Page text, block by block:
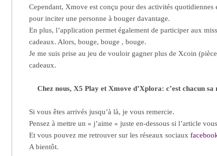
Cependant, Xmove est conçu pour des activités quotidiennes
pour inciter une personne à bouger davantage.
En plus, l’application permet également de participer aux
cadeaux. Alors, bouge, bouge , bouge.
Je me suis prise au jeu de vouloir gagner plus de Xcoin
cadeaux.
Chez nous, X5 Play et Xmove d’Xplora: c’est chacun
Si vous êtes arrivés jusqu’à là, je vous remercie.
Pensez à mettre un « j’aime » juste en-dessous si l’article
Et vous pouvez me retrouver sur les réseaux sociaux
A bientôt.